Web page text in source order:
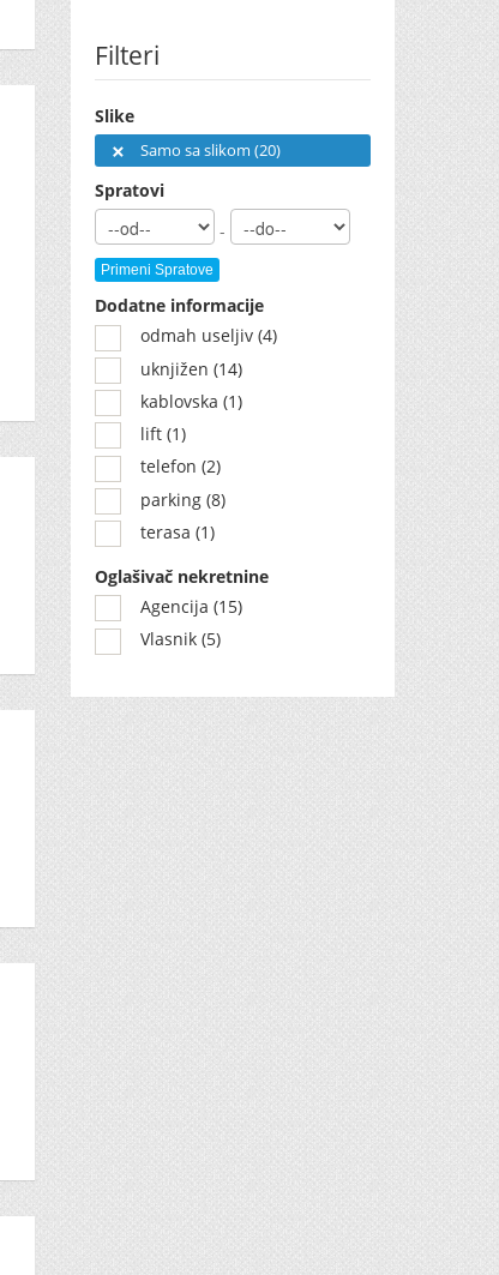
Filteri
Slike
Samo sa slikom (20)
Spratovi
-
Primeni Spratove
Dodatne informacije
odmah useljiv (4)
uknjižen (14)
kablovska (1)
lift (1)
telefon (2)
parking (8)
terasa (1)
Oglašivač nekretnine
Agencija (15)
Vlasnik (5)